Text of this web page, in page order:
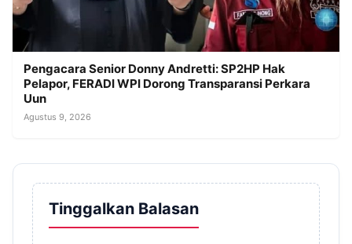
Pengacara Senior Donny Andretti: SP2HP Hak
Pelapor, FERADI WPI Dorong Transparansi Perkara
Uun
Agustus 9, 2026
Tinggalkan Balasan